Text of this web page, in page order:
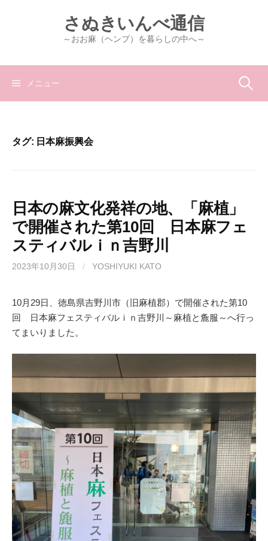
ツ
さぬきいんべ通信
～おお麻（ヘンプ）を暮らしの中へ～
メニュー 検
タグ: 日本麻振興会
日本の麻文化発祥の地、「麻植」
で開催された第10回 日本麻フェ
スティバルｉｎ吉野川
2023年10月30日 / YOSHIYUKI KATO
10月29日、徳島県吉野川市（旧麻植郡）で開催された第10
回 日本麻フェスティバルｉｎ吉野川～麻植と麁服～へ行っ
てまいりました。